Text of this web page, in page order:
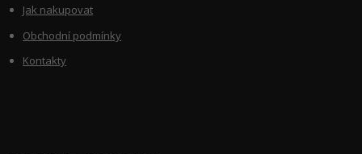
Jak nakupovat
Obchodní podmínky
Kontakty